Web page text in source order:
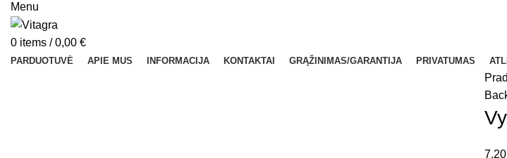
Menu
0 items / 0,00 €
PARDUOTUVĖ APIE MUS INFORMACIJA KONTAKTAI GRĄŽINIMAS/GARANTIJA PRIVATUMAS
7,20